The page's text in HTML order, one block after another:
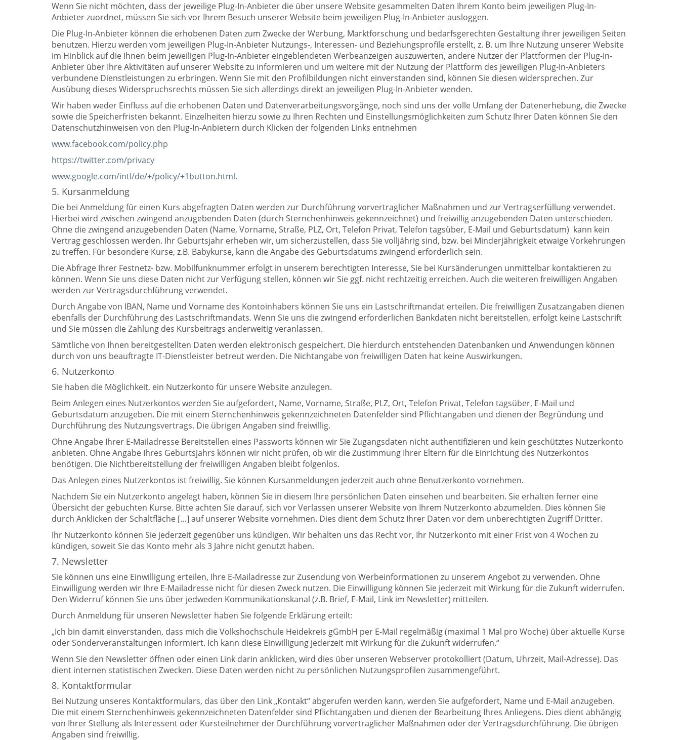
Wenn Sie nicht möchten, dass der jeweilige Plug-In-Anbieter die über unsere Website gesammelten Daten Ihrem Konto beim jeweiligen Plug-In-
Anbieter zuordnet, müssen Sie sich vor Ihrem Besuch unserer Website beim jeweiligen Plug-In-Anbieter ausloggen.
Die Plug-In-Anbieter können die erhobenen Daten zum Zwecke der Werbung, Marktforschung und bedarfsgerechten Gestaltung ihrer jeweiligen Seiten
benutzen. Hierzu werden vom jeweiligen Plug-In-Anbieter Nutzungs-, Interessen- und Beziehungsprofile erstellt, z. B. um Ihre Nutzung unserer Website
im Hinblick auf die Ihnen beim jeweiligen Plug-In-Anbieter eingeblendeten Werbeanzeigen auszuwerten, andere Nutzer der Plattformen der Plug-In-
Anbieter über Ihre Aktivitäten auf unserer Website zu informieren und um weitere mit der Nutzung der Plattform des jeweiligen Plug-In-Anbieters
verbundene Dienstleistungen zu erbringen. Wenn Sie mit den Profilbildungen nicht einverstanden sind, können Sie diesen widersprechen. Zur
Ausübung dieses Widerspruchsrechts müssen Sie sich allerdings direkt an jeweiligen Plug-In-Anbieter wenden.
Wir haben weder Einfluss auf die erhobenen Daten und Datenverarbeitungsvorgänge, noch sind uns der volle Umfang der Datenerhebung, die Zwecke
sowie die Speicherfristen bekannt. Einzelheiten hierzu sowie zu Ihren Rechten und Einstellungsmöglichkeiten zum Schutz Ihrer Daten können Sie den
Datenschutzhinweisen von den Plug-In-Anbietern durch Klicken der folgenden Links entnehmen
www.facebook.com/policy.php
https://twitter.com/privacy
www.google.com/intl/de/+/policy/+1button.html.
5. Kursanmeldung
Die bei Anmeldung für einen Kurs abgefragten Daten werden zur Durchführung vorvertraglicher Maßnahmen und zur Vertragserfüllung verwendet.
Hierbei wird zwischen zwingend anzugebenden Daten (durch Sternchenhinweis gekennzeichnet) und freiwillig anzugebenden Daten unterschieden.
Ohne die zwingend anzugebenden Daten (Name, Vorname, Straße, PLZ, Ort, Telefon Privat, Telefon tagsüber, E-Mail und Geburtsdatum) kann kein
Vertrag geschlossen werden. Ihr Geburtsjahr erheben wir, um sicherzustellen, dass Sie volljährig sind, bzw. bei Minderjährigkeit etwaige Vorkehrungen
zu treffen. Für besondere Kurse, z.B. Babykurse, kann die Angabe des Geburtsdatums zwingend erforderlich sein.
Die Abfrage Ihrer Festnetz- bzw. Mobilfunknummer erfolgt in unserem berechtigten Interesse, Sie bei Kursänderungen unmittelbar kontaktieren zu
können. Wenn Sie uns diese Daten nicht zur Verfügung stellen, können wir Sie ggf. nicht rechtzeitig erreichen. Auch die weiteren freiwilligen Angaben
werden zur Vertragsdurchführung verwendet.
Durch Angabe von IBAN, Name und Vorname des Kontoinhabers können Sie uns ein Lastschriftmandat erteilen. Die freiwilligen Zusatzangaben dienen
ebenfalls der Durchführung des Lastschriftmandats. Wenn Sie uns die zwingend erforderlichen Bankdaten nicht bereitstellen, erfolgt keine Lastschrift
und Sie müssen die Zahlung des Kursbeitrags anderweitig veranlassen.
Sämtliche von Ihnen bereitgestellten Daten werden elektronisch gespeichert. Die hierdurch entstehenden Datenbanken und Anwendungen können
durch von uns beauftragte IT-Dienstleister betreut werden. Die Nichtangabe von freiwilligen Daten hat keine Auswirkungen.
6. Nutzerkonto
Sie haben die Möglichkeit, ein Nutzerkonto für unsere Website anzulegen.
Beim Anlegen eines Nutzerkontos werden Sie aufgefordert, Name, Vorname, Straße, PLZ, Ort, Telefon Privat, Telefon tagsüber, E-Mail und
Geburtsdatum anzugeben. Die mit einem Sternchenhinweis gekennzeichneten Datenfelder sind Pflichtangaben und dienen der Begründung und
Durchführung des Nutzungsvertrags. Die übrigen Angaben sind freiwillig.
Ohne Angabe Ihrer E-Mailadresse Bereitstellen eines Passworts können wir Sie Zugangsdaten nicht authentifizieren und kein geschütztes Nutzerkonto
anbieten. Ohne Angabe Ihres Geburtsjahrs können wir nicht prüfen, ob wir die Zustimmung Ihrer Eltern für die Einrichtung des Nutzerkontos
benötigen. Die Nichtbereitstellung der freiwilligen Angaben bleibt folgenlos.
Das Anlegen eines Nutzerkontos ist freiwillig. Sie können Kursanmeldungen jederzeit auch ohne Benutzerkonto vornehmen.
Nachdem Sie ein Nutzerkonto angelegt haben, können Sie in diesem Ihre persönlichen Daten einsehen und bearbeiten. Sie erhalten ferner eine
Übersicht der gebuchten Kurse. Bitte achten Sie darauf, sich vor Verlassen unserer Website von Ihrem Nutzerkonto abzumelden. Dies können Sie
durch Anklicken der Schaltfläche […] auf unserer Website vornehmen. Dies dient dem Schutz Ihrer Daten vor dem unberechtigten Zugriff Dritter.
Ihr Nutzerkonto können Sie jederzeit gegenüber uns kündigen. Wir behalten uns das Recht vor, Ihr Nutzerkonto mit einer Frist von 4 Wochen zu
kündigen, soweit Sie das Konto mehr als 3 Jahre nicht genutzt haben.
7. Newsletter
Sie können uns eine Einwilligung erteilen, Ihre E-Mailadresse zur Zusendung von Werbeinformationen zu unserem Angebot zu verwenden. Ohne
Einwilligung werden wir Ihre E-Mailadresse nicht für diesen Zweck nutzen. Die Einwilligung können Sie jederzeit mit Wirkung für die Zukunft widerrufen.
Den Widerruf können Sie uns über jedweden Kommunikationskanal (z.B. Brief, E-Mail, Link im Newsletter) mitteilen.
Durch Anmeldung für unseren Newsletter haben Sie folgende Erklärung erteilt:
„Ich bin damit einverstanden, dass mich die Volkshochschule Heidekreis gGmbH per E-Mail regelmäßig (maximal 1 Mal pro Woche) über aktuelle Kurse
oder Sonderveranstaltungen informiert. Ich kann diese Einwilligung jederzeit mit Wirkung für die Zukunft widerrufen.“
Wenn Sie den Newsletter öffnen oder einen Link darin anklicken, wird dies über unseren Webserver protokolliert (Datum, Uhrzeit, Mail-Adresse). Das
dient internen statistischen Zwecken. Diese Daten werden nicht zu persönlichen Nutzungsprofilen zusammengeführt.
8. Kontaktformular
Bei Nutzung unseres Kontaktformulars, das über den Link „Kontakt“ abgerufen werden kann, werden Sie aufgefordert, Name und E-Mail anzugeben.
Die mit einem Sternchenhinweis gekennzeichneten Datenfelder sind Pflichtangaben und dienen der Bearbeitung Ihres Anliegens. Dies dient abhängig
von Ihrer Stellung als Interessent oder Kursteilnehmer der Durchführung vorvertraglicher Maßnahmen oder der Vertragsdurchführung. Die übrigen
Angaben sind freiwillig.